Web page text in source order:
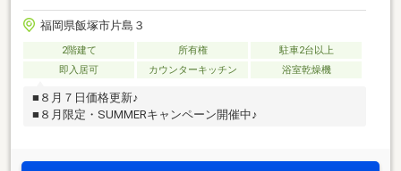
福岡県飯塚市片島３
2階建て 所有権
駐車2台以上
即入居可
カウンターキッチン 浴室乾燥機
■８月７日価格更新♪
■８月限定・SUMMERキャンペーン開催中♪